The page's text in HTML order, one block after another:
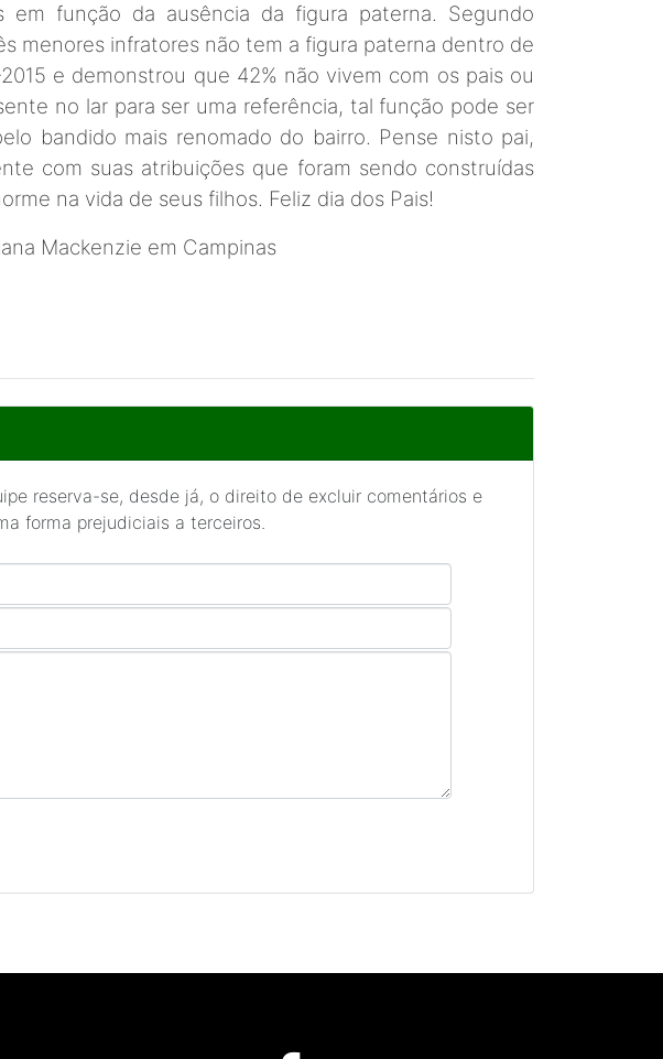
em função da ausência da figura paterna. Segundo
menores infratores não tem a figura paterna dentro de
e demonstrou que 42% não vivem com os pais ou
no lar para ser uma referência, tal função pode ser
bandido mais renomado do bairro. Pense nisto pai,
com suas atribuições que foram sendo construídas
na vida de seus filhos. Feliz dia dos Pais!
Mackenzie em Campinas
reserva-se, desde já, o direito de excluir comentários e
forma prejudiciais a terceiros.